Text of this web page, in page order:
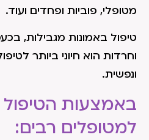
מטופלי, פוביות ופחדים ועוד.
טיפול באמונות מגבילות,
וחרדות הוא חיוני ביותר
ונפשית.
למטופלים רבים: